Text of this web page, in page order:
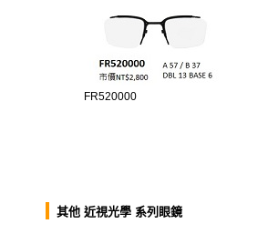
FR520000
其他 近視光學 系列眼鏡